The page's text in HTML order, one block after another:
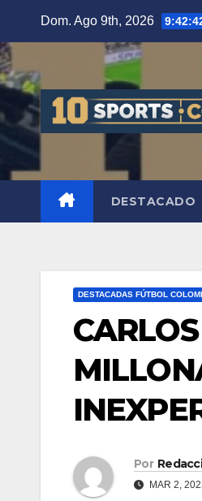
Dom. Ago 9th, 2026
DESTACADO
DESTACADAS FÚTBOL
Por
MAR 2,